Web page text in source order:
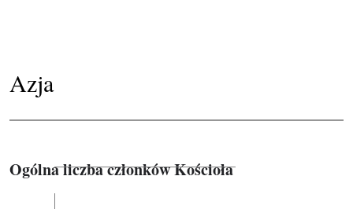
Azja
Ogólna liczba członków Kościoła